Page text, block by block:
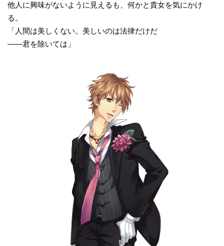
他人に興味がないように見えるも、何かと貴女を気にかけ
る。
「人間は美しくない。美しいのは法律だけだ
――君を除いては」